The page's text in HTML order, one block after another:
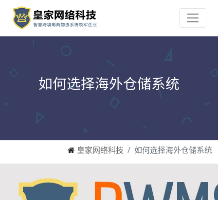
如何选择海外仓储系统
皇家网络科技 如何选择海外仓储系统